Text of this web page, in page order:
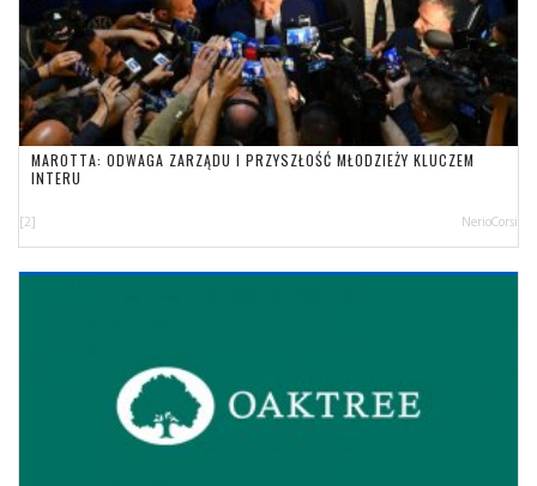
MAROTTA: ODWAGA ZARZĄDU I PRZYSZŁOŚĆ MŁODZIEŻY KLUCZEM
INTERU
[2] NerioCorsi